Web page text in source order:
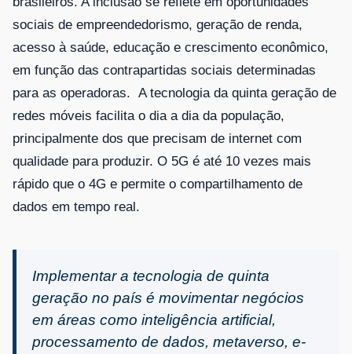
sociais de empreendedorismo, geração de renda,
acesso à saúde, educação e crescimento econômico,
em função das contrapartidas sociais determinadas
para as operadoras. A tecnologia da quinta geração de
redes móveis facilita o dia a dia da população,
principalmente dos que precisam de internet com
qualidade para produzir. O 5G é até 10 vezes mais
rápido que o 4G e permite o compartilhamento de
dados em tempo real.
Implementar a tecnologia de quinta
geração no país é movimentar negócios
em áreas como inteligência artificial,
processamento de dados, metaverso, e-